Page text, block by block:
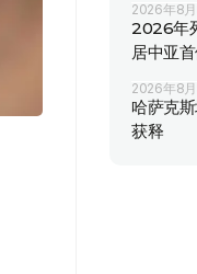
2026年8月
2026年
居中亚
2026年8
哈萨克
获释